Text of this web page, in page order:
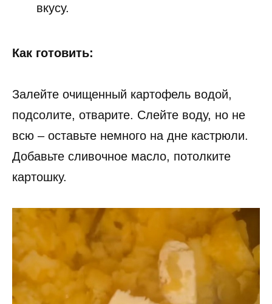
вкусу.
Как готовить:
Залейте очищенный картофель водой,
подсолите, отварите. Слейте воду, но не
всю – оставьте немного на дне кастрюли.
Добавьте сливочное масло, потолките
картошку.